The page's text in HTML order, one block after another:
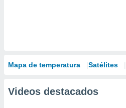
Mapa de temperatura Satélites
Videos destacados